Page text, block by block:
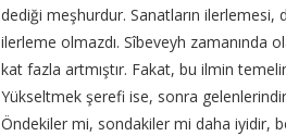
dediği meşhurdur. Sanatların ilerlemesi,
ilerleme olmazdı. Sîbeveyh zamanında
kat fazla artmıştır. Fakat, bu ilmin
Yükseltmek şerefi ise, sonra
Öndekiler mi, sondakiler mi daha iyidir,